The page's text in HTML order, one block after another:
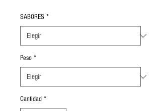
SABORES *
Peso *
Cantidad *